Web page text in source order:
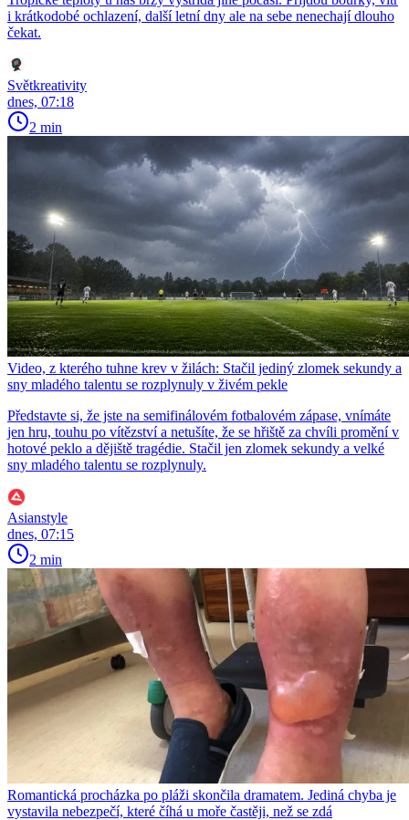
i krátkodobé ochlazení, další letní dny ale na sebe nenechají dlouho
čekat.
Světkreativity
dnes, 07:18
2 min
Video, z kterého tuhne krev v žilách: Stačil jediný zlomek sekundy a
sny mladého talentu se rozplynuly v živém pekle
Představte si, že jste na semifinálovém fotbalovém zápase, vnímáte
jen hru, touhu po vítězství a netušíte, že se hřiště za chvíli promění v
hotové peklo a dějiště tragédie. Stačil jen zlomek sekundy a velké
sny mladého talentu se rozplynuly.
Asianstyle
dnes, 07:15
2 min
Romantická procházka po pláži skončila dramatem. Jediná chyba je
vystavila nebezpečí, které číhá u moře častěji, než se zdá